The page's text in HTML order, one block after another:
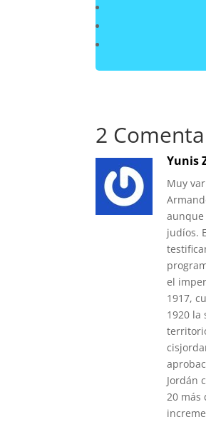
2
Yunis
Muy
judíos.
el
1917,
1920 la
Jordán
20 más